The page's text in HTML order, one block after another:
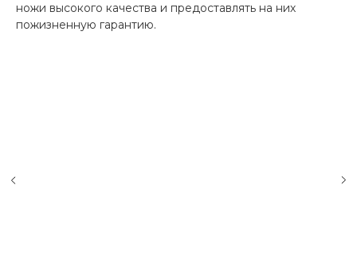
ножи высокого качества и предоставлять на них
пожизненную гарантию.